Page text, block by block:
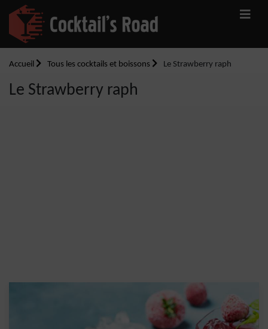
Accueil Tous les cocktails et boissons Le Strawberry raph
Le Strawberry raph